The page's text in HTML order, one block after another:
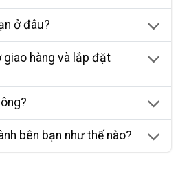
ở đâu?
giao hàng và lắp đặt
bên bạn như thế nào?